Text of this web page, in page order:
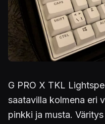
G PRO X TKL
saatavilla kolmena eri
pinkki ja musta.